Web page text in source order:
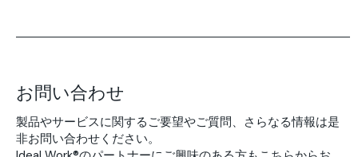
お問い合わせ
製品やサービスに関するご要望やご質問、さらなる情報は是
非お問い合わせください。